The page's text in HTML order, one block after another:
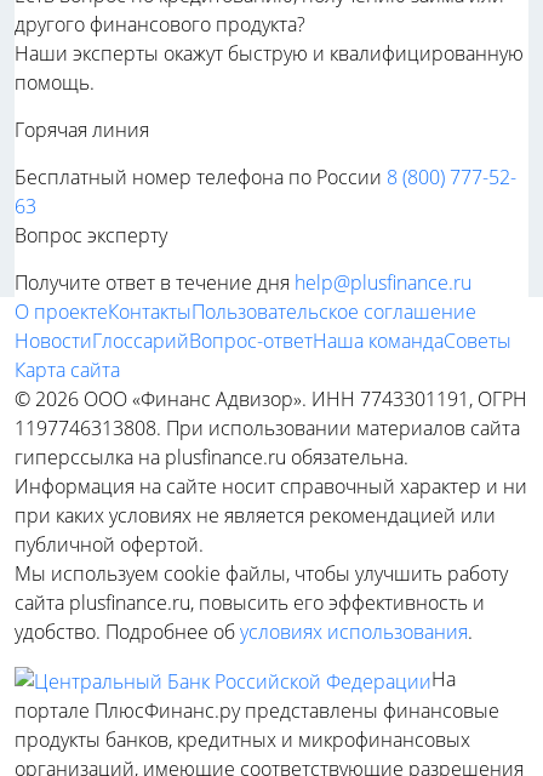
другого финансового продукта?
Наши эксперты окажут быструю и квалифицированную
помощь.
Горячая линия
Бесплатный номер телефона по России 8 (800) 777-52-
63
Вопрос эксперту
Получите ответ в течение дня help@plusfinance.ru
О проектеКонтактыПользовательское соглашение
НовостиГлоссарийВопрос-ответНаша командаСоветы
Карта сайта
© 2026 ООО «Финанс Адвизор». ИНН 7743301191, ОГРН
1197746313808. При использовании материалов сайта
гиперссылка на plusfinance.ru обязательна.
Информация на сайте носит справочный характер и ни
при каких условиях не является рекомендацией или
публичной офертой.
Мы используем cookie файлы, чтобы улучшить работу
сайта plusfinance.ru, повысить его эффективность и
удобство. Подробнее обусловиях использования.
На
портале ПлюсФинанс.ру представлены финансовые
продукты банков, кредитных и микрофинансовых
организаций, имеющие соответствующие разрешения